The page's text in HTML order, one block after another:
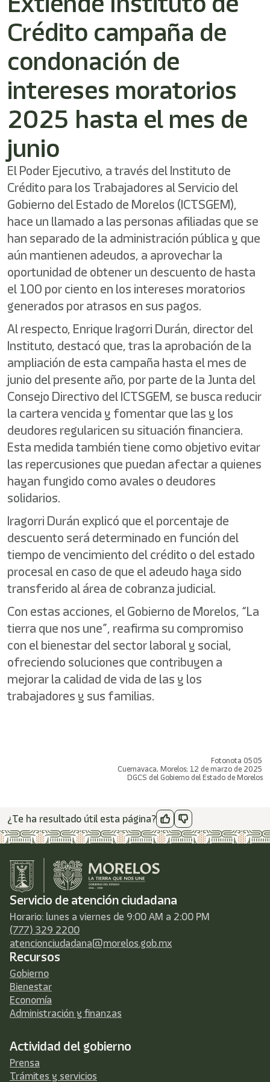
Este
acceso
directo
lector
de
pantalla
para
ayudarle
navegar
interactuar
con
contenido.
Crédito campaña de
condonación de
intereses moratorios
2025 hasta el mes de
junio
El Poder Ejecutivo, a través del Instituto de
Crédito para los Trabajadores al Servicio del
Gobierno del Estado de Morelos (ICTSGEM),
hace un llamado a las personas afiliadas que se
han separado de la administración pública y que
aún mantienen adeudos, a aprovechar la
oportunidad de obtener un descuento de hasta
el 100 por ciento en los intereses moratorios
generados por atrasos en sus pagos.
Al respecto, Enrique Iragorri Durán, director del
Instituto, destacó que, tras la aprobación de la
ampliación de esta campaña hasta el mes de
junio del presente año, por parte de la Junta del
Consejo Directivo del ICTSGEM, se busca reducir
la cartera vencida y fomentar que las y los
deudores regularicen su situación financiera.
Esta medida también tiene como objetivo evitar
las repercusiones que puedan afectar a quienes
hayan fungido como avales o deudores
solidarios.
Iragorri Durán explicó que el porcentaje de
descuento será determinado en función del
tiempo de vencimiento del crédito o del estado
procesal en caso de que el adeudo haya sido
transferido al área de cobranza judicial.
Con estas acciones, el Gobierno de Morelos, “La
tierra que nos une”, reafirma su compromiso
con el bienestar del sector laboral y social,
ofreciendo soluciones que contribuyen a
mejorar la calidad de vida de las y los
trabajadores y sus familias.
Fotonota 0505
Cuernavaca, Morelos; 12 de marzo de 2025
DGCS del Gobierno del Estado de Morelos
¿Te ha resultado útil esta página?
Servicio de atención ciudadana
Horario: lunes a viernes de 9:00 AM a 2:00 PM
(777) 329 2200
atencionciudadana@morelos.gob.mx
Recursos
Gobierno
Bienestar
Economía
Administración y finanzas
Actividad del gobierno
Prensa
Trámites y servicios